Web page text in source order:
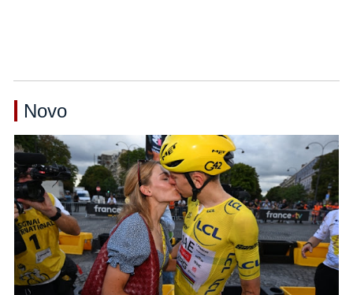
Novo